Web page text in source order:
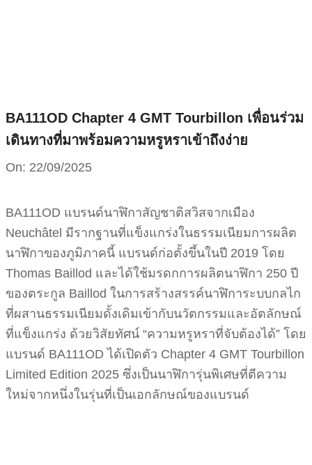
BA111OD Chapter 4 GMT Tourbillon เพื่อนร่วม
เดินทางที่มาพร้อมความหรูหราเข้าถึงง่าย
On: 22/09/2025
BA111OD แบรนด์นาฬิกาสัญชาติสวิสจากเมือง
Neuchâtel มีรากฐานที่แข็งแกร่งในธรรมเนียมการผลิต
นาฬิกาของภูมิภาคนี้ แบรนด์ก่อตั้งขึ้นในปี 2019 โดย
Thomas Baillod และได้ใช้มรดกการผลิตนาฬิกา 250 ปี
ของตระกูล Baillod ในการสร้างสรรค์นาฬิการะบบกลไก
ที่ผสานธรรมเนียมดั้งเดิมเข้ากับนวัตกรรมและอัตลักษณ์
ที่แข็งแกร่ง ด้วยวิสัยทัศน์ “ความหรูหราที่จับต้องได้” โดย
แบรนด์ BA111OD ได้เปิดตัว Chapter 4 GMT Tourbillon
Limited Edition 2025 ซึ่งเป็นนาฬิการุ่นพิเศษที่ตีความ
ใหม่จากหนึ่งในรุ่นที่เป็นเอกลักษณ์ของแบรนด์